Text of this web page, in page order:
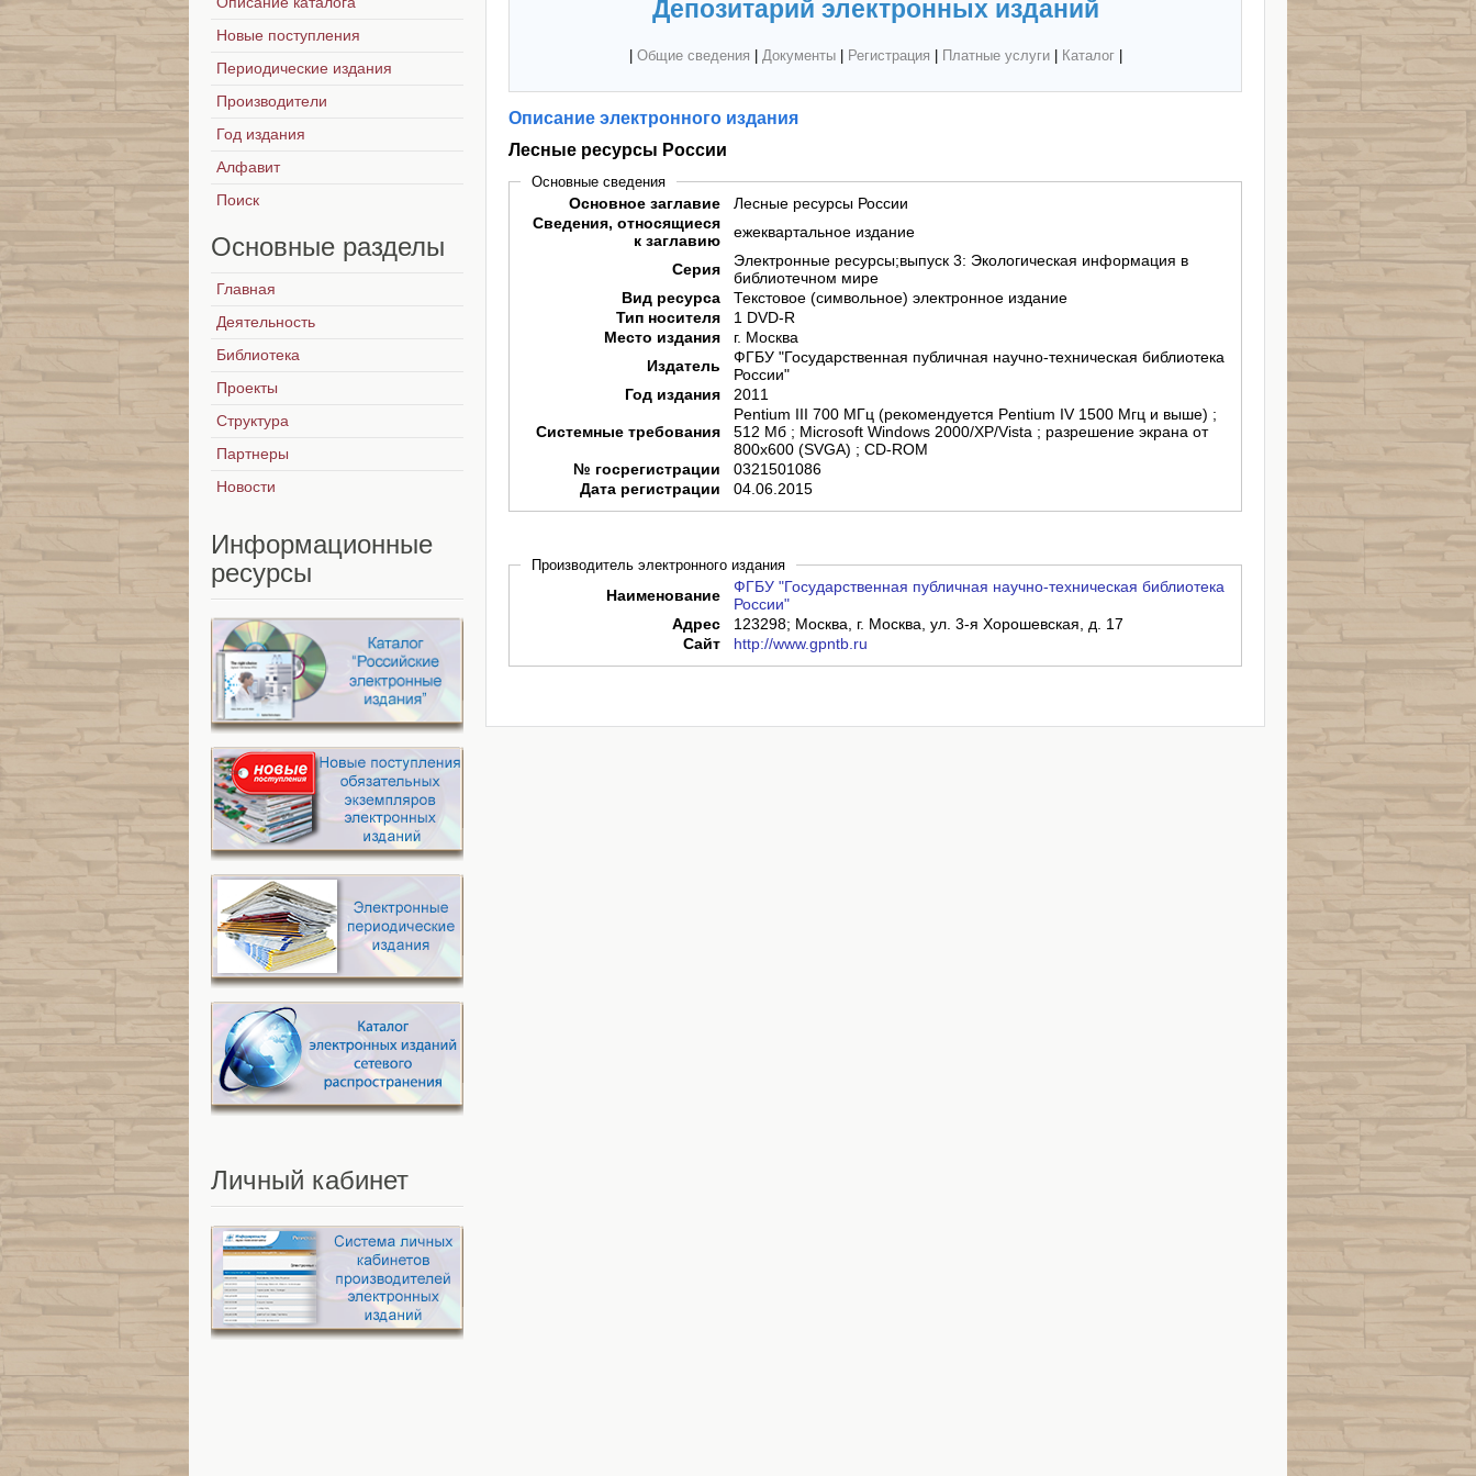
Депозитарий электронных изданий
Общие сведения Документы| Регистрация Платные услуги| Каталог|
Описание электронного издания
Лесные ресурсы России
Основные сведения
Основное заглавие
Лесные ресурсы России
Сведения, относящиеся
к заглавию
ежеквартальное издание
Серия
Электронные ресурсы;выпуск 3: Экологическая информация в
библиотечном мире
Вид ресурса
Текстовое (символьное) электронное издание
Тип носителя
1 DVD-R
Место издания
г. Москва
Издатель
ФГБУ "Государственная публичная научно-техническая библиотека
России"
Год издания
2011
Системные требования
Pentium III 700 МГц (рекомендуется Pentium IV 1500 Мгц и выше) ;
512 Мб ; Microsoft Windows 2000/XP/Vista ; разрешение экрана от
800х600 (SVGA) ; CD-ROM
№ госрегистрации
0321501086
Дата регистрации
04.06.2015
Производитель электронного издания
Наименование
ФГБУ "Государственная публичная научно-техническая библиотека
России"
Адрес
123298; Москва, г. Москва, ул. 3-я Хорошевская, д. 17
Сайт
http://www.gpntb.ru
Новые поступления
Периодические издания
Производители
Год издания
Алфавит
Поиск
Основные разделы
Главная
Деятельность
Библиотека
Проекты
Структура
Партнеры
Новости
Информационные
ресурсы
Личный кабинет